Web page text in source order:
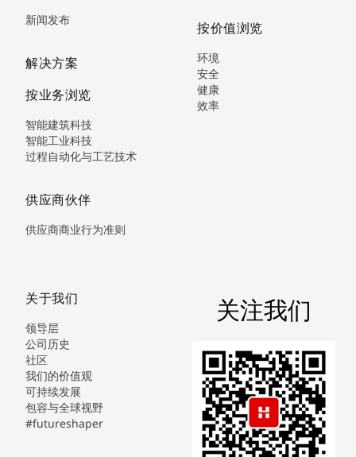
新闻发布
解决方案
按业务浏览
智能建筑科技
智能工业科技
过程自动化与工艺技术
供应商伙伴
供应商商业行为准则
按价值浏览
环境
安全
健康
效率
关于我们
领导层
公司历史
社区
我们的价值观
可持续发展
包容与全球视野
#futureshaper
关注我们